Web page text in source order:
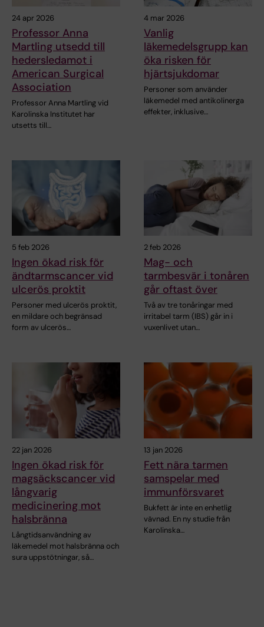
24 apr 2026
Professor Anna
Martling utsedd till
hedersledamot i
American Surgical
Association
Professor Anna Martling vid
Karolinska Institutet har
utsetts till…
4 mar 2026
Vanlig
läkemedelsgrupp kan
öka risken för
hjärtsjukdomar
Personer som använder
läkemedel med antikolinerga
effekter, inklusive…
5 feb 2026
Ingen ökad risk för
ändtarmscancer vid
ulcerös proktit
Personer med ulcerös proktit,
en mildare och begränsad
form av ulcerös…
2 feb 2026
Mag- och
tarmbesvär i tonåren
går oftast över
Två av tre tonåringar med
irritabel tarm (IBS) går in i
vuxenlivet utan…
22 jan 2026
Ingen ökad risk för
magsäckscancer vid
långvarig
medicinering mot
halsbränna
Långtidsanvändning av
läkemedel mot halsbränna och
sura uppstötningar, så…
13 jan 2026
Fett nära tarmen
samspelar med
immunförsvaret
Bukfett är inte en enhetlig
vävnad. En ny studie från
Karolinska…